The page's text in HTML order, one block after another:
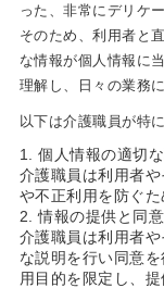
った、非常にデリケ
そのため、利用者と
な情報が個人情報に
理解し、日々の業務
以下は介護職員が特
個人情報の適切
介護職員は利用者
や不正利用を防ぐ
情報の提供と同意
介護職員は利用者
な説明を行い同意
用目的を限定し、